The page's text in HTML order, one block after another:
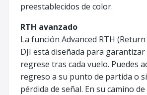
preestablecidos de color.
RTH avanzado
La función Advanced RTH
DJI está diseñada para
regrese tras cada vuelo. Puedes
regreso a su punto de partida o
pérdida de señal. En su camino